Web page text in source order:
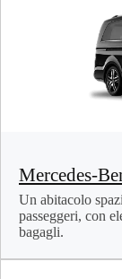
Mercedes-
Un abitacolo
passeggeri, con
bagagli.